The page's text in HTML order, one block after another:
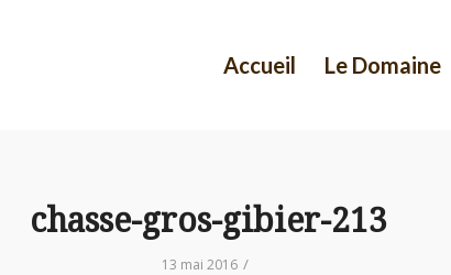
Accueil Le Domaine
chasse-gros-gibier-213
13 mai 2016 /